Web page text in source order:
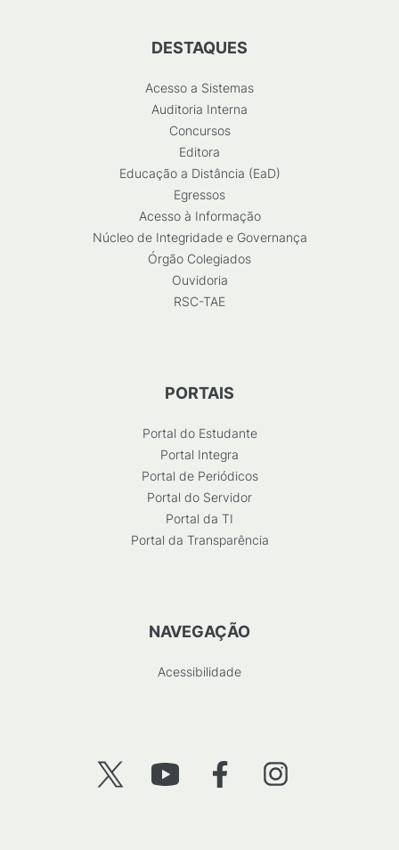
DESTAQUES
Acesso a Sistemas
Auditoria Interna
Concursos
Editora
Educação a Distância (EaD)
Egressos
Acesso à Informação
Núcleo de Integridade e Governança
Órgão Colegiados
Ouvidoria
RSC-TAE
PORTAIS
Portal do Estudante
Portal Integra
Portal de Periódicos
Portal do Servidor
Portal da TI
Portal da Transparência
NAVEGAÇÃO
Acessibilidade